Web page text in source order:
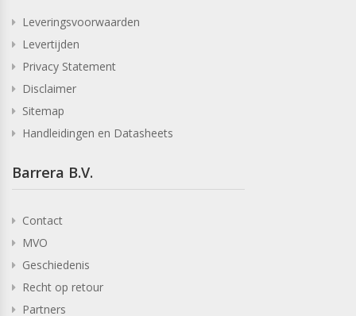
Leveringsvoorwaarden
Levertijden
Privacy Statement
Disclaimer
Sitemap
Handleidingen en Datasheets
Barrera B.V.
Contact
MVO
Geschiedenis
Recht op retour
Partners